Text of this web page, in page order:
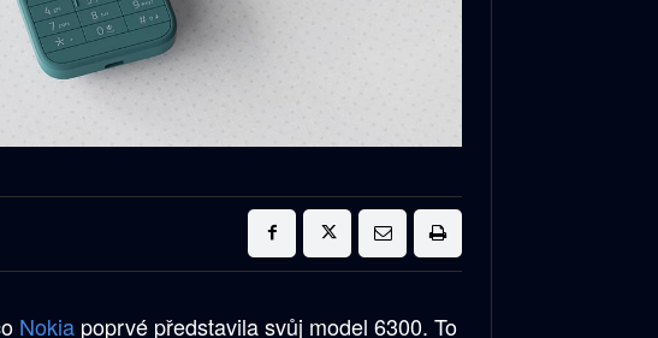
Nokia poprvé představila svůj model 6300. To